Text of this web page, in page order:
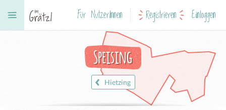
Für NutzerInnen Registrieren Einloggen
Speising
Hietzing